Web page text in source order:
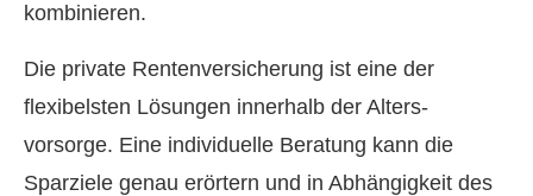
kombinieren.
Die private Rentenversicherung ist eine der
flexibelsten Lösungen innerhalb der Alters­
vorsorge. Eine individuelle Beratung kann die
Sparziele genau erörtern und in Abhängigkeit des